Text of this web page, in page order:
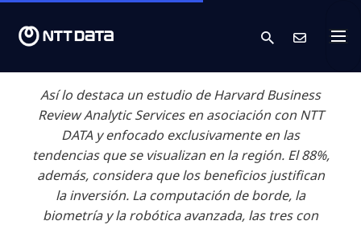
search
Así lo destaca un estudio de Harvard Business
Review Analytic Services en asociación con NTT
DATA y enfocado exclusivamente en las
tendencias que se visualizan en la región. El 88%,
además, considera que los beneficios justifican
la inversión. La computación de borde, la
biometría y la robótica avanzada, las tres con